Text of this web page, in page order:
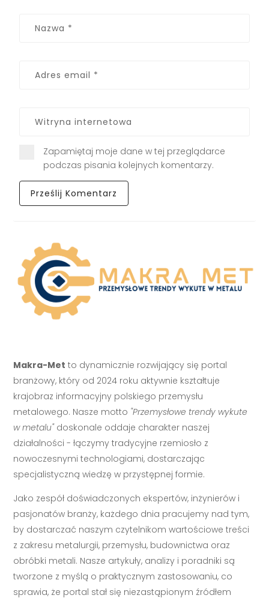
Zapamiętaj moje dane w tej przeglądarce
podczas pisania kolejnych komentarzy.
Makra-Met to dynamicznie rozwijający się portal
branżowy, który od 2024 roku aktywnie kształtuje
krajobraz informacyjny polskiego przemysłu
metalowego. Nasze motto "Przemysłowe trendy wykute
w metalu"doskonale oddaje charakter naszej
działalności - łączymy tradycyjne rzemiosło z
nowoczesnymi technologiami, dostarczając
specjalistyczną wiedzę w przystępnej formie.
Jako zespół doświadczonych ekspertów, inżynierów i
pasjonatów branży, każdego dnia pracujemy nad tym,
by dostarczać naszym czytelnikom wartościowe treści
z zakresu metalurgii, przemysłu, budownictwa oraz
obróbki metali. Nasze artykuły, analizy i poradniki są
tworzone z myślą o praktycznym zastosowaniu, co
sprawia, że portal stał się niezastąpionym źródłem